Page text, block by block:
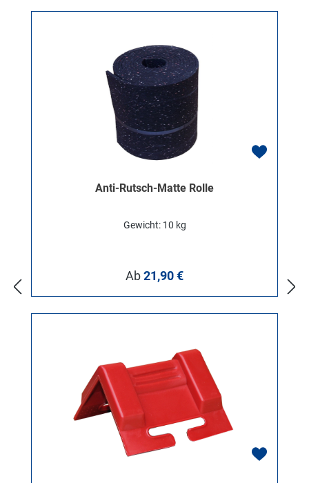
Anti-Rutsch-Matte Rolle
Gewicht: 10 kg
Regulärer Preis:
Ab21,90 €